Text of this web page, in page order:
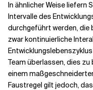
In ähnlicher Weise liefern
Intervalle des
durchgeführt werden, die
zwar kontinuierliche
Team überlassen, dies
einem
Faustregel gilt jedoch,